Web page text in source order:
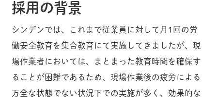
採用の背景
シンデンでは、これまで従業員に対して月1回の労
働安全教育を集合教育にて実施してきましたが、現
場作業者においては、まとまった教育時間を確保す
ることが困難であるため、現場作業後の疲労による
万全な状態でない状況下での実施が多く、効果的な